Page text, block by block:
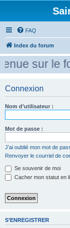
FAQ
Index du forum
sur le
Connexion
Nom d’utilisateur :
Mot de passe :
J’ai oublié mon mot de
Renvoyer le courriel de
Se souvenir de moi
Cacher mon statut en
S’ENREGISTRER